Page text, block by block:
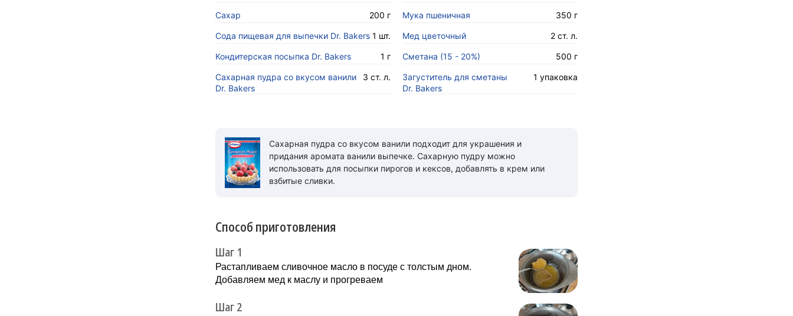
Сахар 200 г Мука пшеничная 350 г
Сода пищевая для выпечки Dr. Bakers 1 шт. Мед цветочный 2 ст. л.
Кондитерская посыпка Dr. Bakers 1 г Сметана (15 - 20%) 500 г
Сахарная пудра со вкусом ванили
Dr. Bakers
3 ст. л.
Загуститель для сметаны
Dr. Bakers
1 упаковка
Сахарная пудра со вкусом ванили подходит для украшения и
придания аромата ванили выпечке. Сахарную пудру можно
использовать для посыпки пирогов и кексов, добавлять в крем или
взбитые сливки.
Способ приготовления
Шаг 1
Растапливаем сливочное масло в посуде с толстым дном.
Добавляем мед к маслу и прогреваем
Шаг 2